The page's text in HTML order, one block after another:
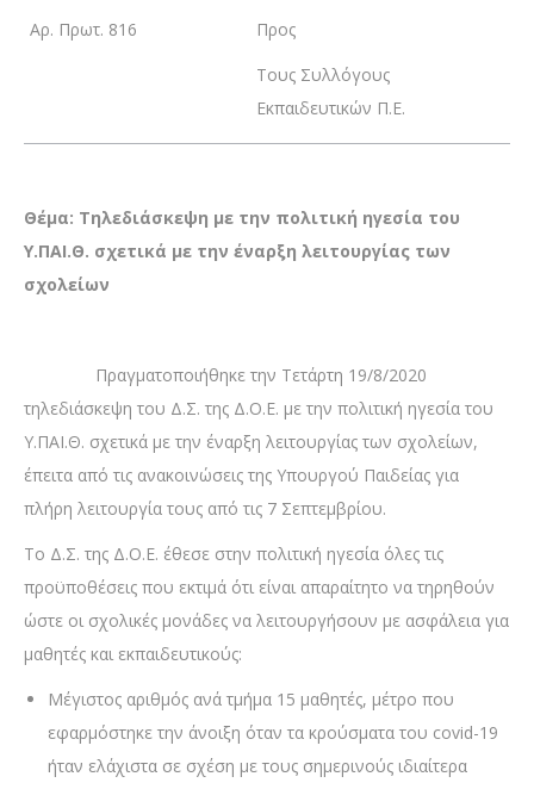
Αρ. Πρωτ. 816
Προς
Τους Συλλόγους
Εκπαιδευτικών Π.Ε.
Θέμα: Τηλεδιάσκεψη με την πολιτική ηγεσία του
Υ.ΠΑΙ.Θ. σχετικά με την έναρξη λειτουργίας των
σχολείων
Πραγματοποιήθηκε την Τετάρτη 19/8/2020
τηλεδιάσκεψη του Δ.Σ. της Δ.Ο.Ε. με την πολιτική ηγεσία του
Υ.ΠΑΙ.Θ. σχετικά με την έναρξη λειτουργίας των σχολείων,
έπειτα από τις ανακοινώσεις της Υπουργού Παιδείας για
πλήρη λειτουργία τους από τις 7 Σεπτεμβρίου.
Το Δ.Σ. της Δ.Ο.Ε. έθεσε στην πολιτική ηγεσία όλες τις
προϋποθέσεις που εκτιμά ότι είναι απαραίτητο να τηρηθούν
ώστε οι σχολικές μονάδες να λειτουργήσουν με ασφάλεια για
μαθητές και εκπαιδευτικούς:
Μέγιστος αριθμός ανά τμήμα 15 μαθητές, μέτρο που
εφαρμόστηκε την άνοιξη όταν τα κρούσματα του covid-19
ήταν ελάχιστα σε σχέση με τους σημερινούς ιδιαίτερα